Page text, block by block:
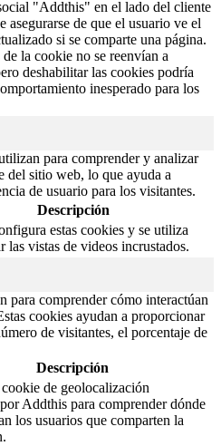
"Addthis" en el lado del cliente
asegurarse de que el usuario ve el
si se comparte una página.
de la cookie no se reenvían a
deshabilitar las cookies podría
inesperado para los
para comprender y analizar
del sitio web, lo que ayuda a
de usuario para los visitantes.
Descripción
estas cookies y se utiliza
las vistas de videos incrustados.
para comprender cómo interactúan
cookies ayudan a proporcionar
de visitantes, el porcentaje de
Descripción
cookie de geolocalización
Addthis para comprender dónde
los usuarios que comparten la